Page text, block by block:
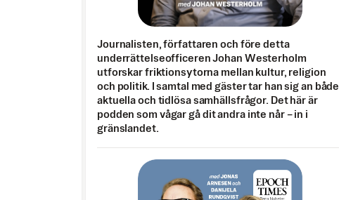
Journalisten, författaren och före detta
underrättelseofficeren Johan Westerholm
utforskar friktionsytorna mellan kultur, religion
och politik. I samtal med gäster tar han sig an både
aktuella och tidlösa samhällsfrågor. Det här är
podden som vågar gå dit andra inte når – in i
gränslandet.